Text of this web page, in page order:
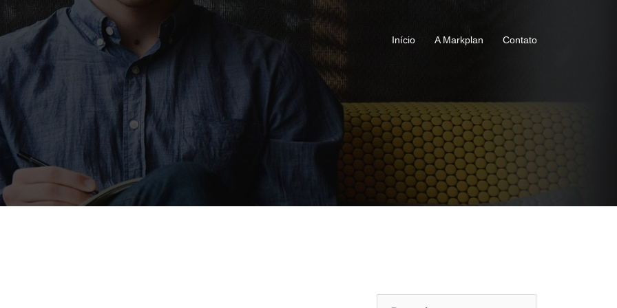
Início A Markplan Contato